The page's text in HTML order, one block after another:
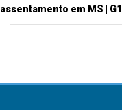
assentamento em MS | G1